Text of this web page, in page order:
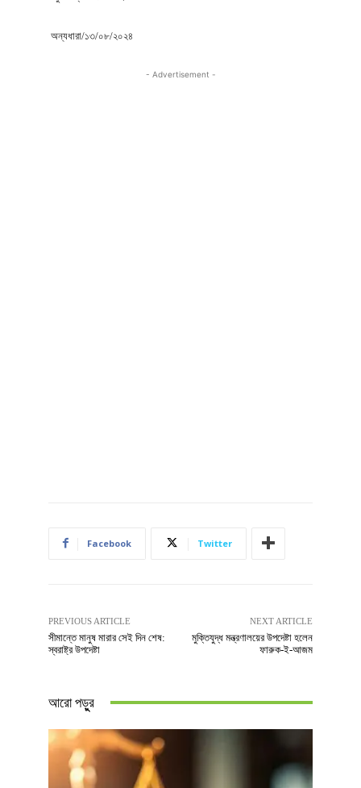
অন্যধারা/১৩/০৮/২০২৪
- Advertisement -
Facebook Twitter
PREVIOUS ARTICLE
সীমান্তে মানুষ মারার সেই দিন শেষ:
স্বরাষ্ট্র উপদেষ্টা
NEXT ARTICLE
মুক্তিযুদ্ধ মন্ত্রণালয়ের উপদেষ্টা হলেন
ফারুক-ই-আজম
আরো পড়ুুর